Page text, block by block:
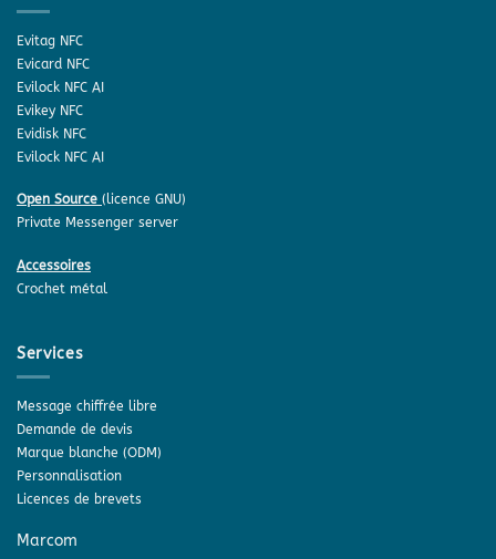
Evitag NFC
Evicard NFC
Evilock NFC AI
Evikey NFC
Evidisk NFC
Evilock NFC AI
Open Source (licence GNU)
Private Messenger server
Accessoires
Crochet métal
Services
Message chiffrée libre
Demande de devis
Marque blanche (ODM)
Personnalisation
Licences de brevets
Marcom